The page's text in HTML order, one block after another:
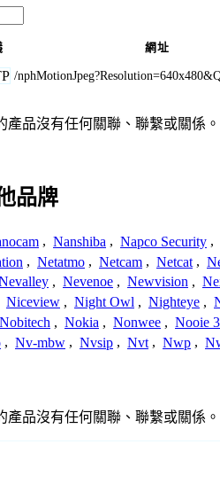
網址
/
產品沒有任何關聯、聯繫或關
品牌
, Nanshiba , Napco Security ,
, Netatmo , Netcam , Netcat ,
, Nevenoe , Newvision ,
Niceview , Night Owl , Nighteye ,
Nobitech , Nokia , Nonwee , Nooie
, Nv-mbw , Nvsip , Nvt , Nwp ,
產品沒有任何關聯、聯繫或關